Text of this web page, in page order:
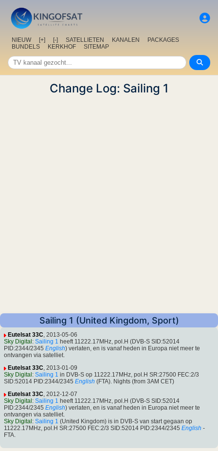
NIEUW [+] [-] SATELLIETEN KANALEN
PACKAGES
BUNDELS
KERKHOF SITEMAP
Change Log: Sailing 1
Sailing 1 (United Kingdom, Sport)
Eutelsat 33C, 2013-05-06
Sky Digital : Sailing 1 heeft 11222.17MHz, pol.H (DVB-S SID:52014
PID:2344/2345 English) verlaten, en is vanaf heden in Europa niet meer te
ontvangen via satelliet.
Eutelsat 33C, 2013-01-09
Sky Digital : Sailing 1 in DVB-S op 11222.17MHz, pol.H SR:27500 FEC:2/3
SID:52014 PID:2344/2345 English (FTA). Nights (from 3AM CET)
Eutelsat 33C, 2012-12-07
Sky Digital : Sailing 1 heeft 11222.17MHz, pol.H (DVB-S SID:52014
PID:2344/2345 English) verlaten, en is vanaf heden in Europa niet meer te
ontvangen via satelliet.
Sky Digital : Sailing 1 (United Kingdom) is in DVB-S van start gegaan op
11222.17MHz, pol.H SR:27500 FEC:2/3 SID:52014 PID:2344/2345 English -
FTA.